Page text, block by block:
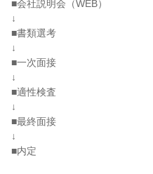
■会社説明会（WEB）
↓
■書類選考
↓
■一次面接
↓
■適性検査
↓
■最終面接
↓
■内定